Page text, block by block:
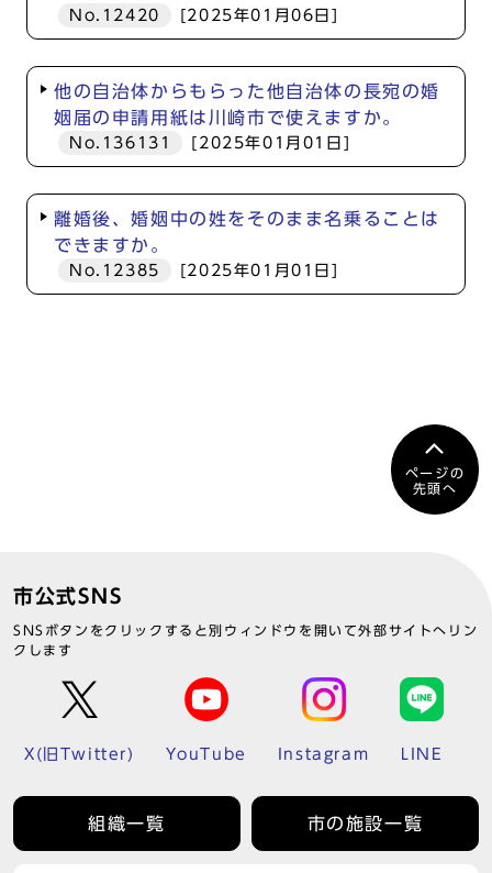
No.12420 [2025年01月06日]
他の自治体からもらった他自治体の長宛の婚
姻届の申請用紙は川崎市で使えますか。
No.136131 [2025年01月01日]
離婚後、婚姻中の姓をそのまま名乗ることは
できますか。
No.12385 [2025年01月01日]
ページの
先頭へ
市公式SNS
SNSボタンをクリックすると別ウィンドウを開いて外部サイトへリン
クします
X(旧Twitter) YouTube Instagram LINE
組織一覧 市の施設一覧